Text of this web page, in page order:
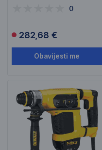
0
282,68 €
Obavijesti me